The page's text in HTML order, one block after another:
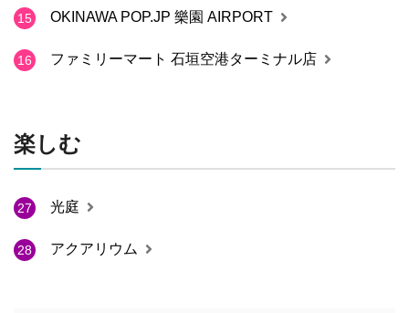
15 OKINAWA POP.JP 樂園 AIRPORT
16 ファミリーマート 石垣空港ターミナル店
楽しむ
27 光庭
28 アクアリウム